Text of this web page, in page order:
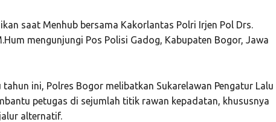
saat Menhub bersama Kakorlantas Polri Irjen Pol Drs.
mengunjungi Pos Polisi Gadog, Kabupaten Bogor, Jawa
ini, Polres Bogor melibatkan Sukarelawan Pengatur Lalu
petugas di sejumlah titik rawan kepadatan, khususnya
alternatif.